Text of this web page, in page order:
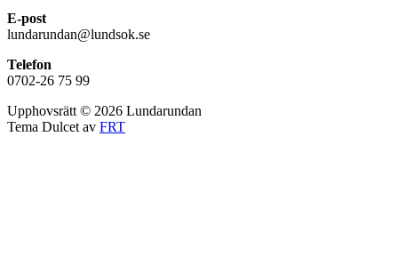
E-post
lundarundan@lundsok.se
Telefon
0702-26 75 99
Upphovsrätt © 2026 Lundarundan
Tema Dulcet av FRT